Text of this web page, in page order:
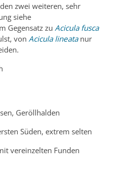
zwei weiteren, sehr
siehe
Gegensatz zuAcicula fusca
vonAcicula lineatanur
Geröllhalden
Süden, extrem selten
vereinzelten Funden